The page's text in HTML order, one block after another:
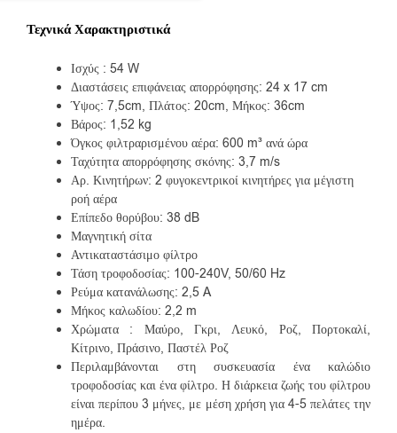
Τεχνικά Χαρακτηριστικά
Ισχύς : 54 W
Διαστάσεις επιφάνειας απορρόφησης: 24 x 17 cm
Ύψος: 7,5cm, Πλάτος: 20cm, Μήκος: 36cm
Βάρος: 1,52 kg
Όγκος φιλτραρισμένου αέρα: 600 m³ ανά ώρα
Ταχύτητα απορρόφησης σκόνης: 3,7 m/s
Αρ. Κινητήρων: 2 φυγοκεντρικοί κινητήρες για μέγιστη
ροή αέρα
Επίπεδο θορύβου: 38 dB
Μαγνητική σίτα
Αντικαταστάσιμο φίλτρο
Τάση τροφοδοσίας: 100-240V, 50/60 Hz
Ρεύμα κατανάλωσης: 2,5 A
Μήκος καλωδίου: 2,2 m
Χρώματα : Μαύρο, Γκρι, Λευκό, Ροζ, Πορτοκαλί,
Κίτρινο, Πράσινο, Παστέλ Ροζ
Περιλαμβάνονται στη συσκευασία ένα καλώδιο
τροφοδοσίας και ένα φίλτρο. Η διάρκεια ζωής του φίλτρου
είναι περίπου 3 μήνες, με μέση χρήση για 4-5 πελάτες την
ημέρα.